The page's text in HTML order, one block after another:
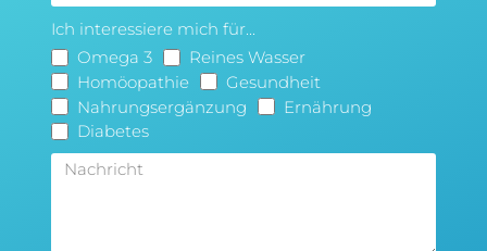
Ich interessiere mich für...
Omega 3
Reines Wasser
Homöopathie
Gesundheit
Nahrungsergänzung
Ernährung
Diabetes